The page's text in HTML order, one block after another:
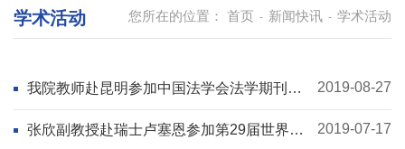
您所在的位置： 首页 - 新闻快讯 - 学术活动
学术活动
我院教师赴昆明参加中国法学会法学期刊研
究会2019年年会
2019-08-27
张欣副教授赴瑞士卢塞恩参加第29届世界法
2019-07-17